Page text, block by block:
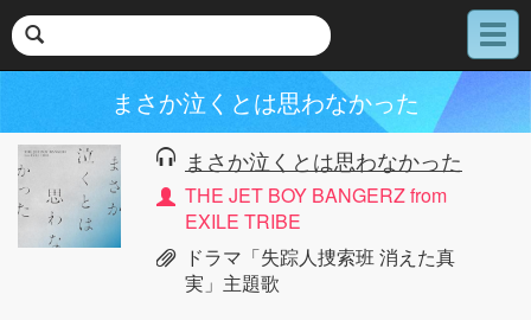
メ
ニ
まさか泣くとは思わなかった
まさか泣くとは思わなかった
THE JET BOY BANGERZ from
EXILE TRIBE
ドラマ「失踪人捜索班 消えた真
実」主題歌